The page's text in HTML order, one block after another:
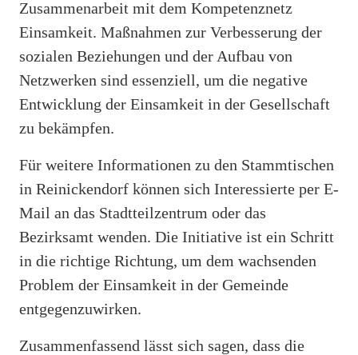
Zusammenarbeit mit dem Kompetenznetz
Einsamkeit. Maßnahmen zur Verbesserung der
sozialen Beziehungen und der Aufbau von
Netzwerken sind essenziell, um die negative
Entwicklung der Einsamkeit in der Gesellschaft
zu bekämpfen.
Für weitere Informationen zu den Stammtischen
in Reinickendorf können sich Interessierte per E-
Mail an das Stadtteilzentrum oder das
Bezirksamt wenden. Die Initiative ist ein Schritt
in die richtige Richtung, um dem wachsenden
Problem der Einsamkeit in der Gemeinde
entgegenzuwirken.
Zusammenfassend lässt sich sagen, dass die